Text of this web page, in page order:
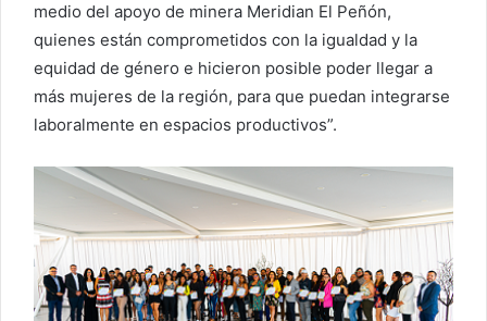
medio del apoyo de minera Meridian El Peñón,
quienes están comprometidos con la igualdad y la
equidad de género e hicieron posible poder llegar a
más mujeres de la región, para que puedan integrarse
laboralmente en espacios productivos”.